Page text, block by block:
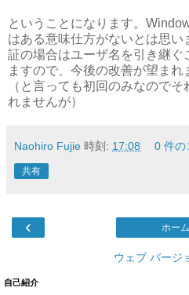
ということになります。
はある意味仕方がないとは思
証の場合はユーザ名を引き継ぐ
ますので、今後の改善が望まれ
（と言っても初回のみなので
れませんが）
Naohiro Fujie 時刻: 17:08 0 件の
共有
‹ ホーム
ウェブ バージ
自己紹介